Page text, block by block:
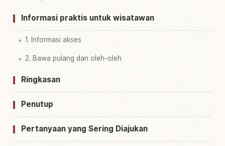
Informasi praktis untuk wisatawan
1. Informasi akses
2. Bawa pulang dan oleh-oleh
Ringkasan
Penutup
Pertanyaan yang Sering Diajukan